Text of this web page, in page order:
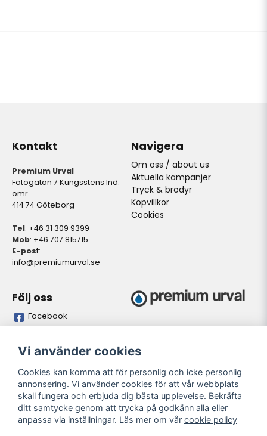
Kontakt
Premium Urval
Fotögatan 7 Kungsstens Ind.
omr.
414 74 Göteborg
Tel: +46 31 309 9399
Mob: +46 707 815715
E-post:
info@premiumurval.se
Navigera
Om oss / about us
Aktuella kampanjer
Tryck & brodyr
Köpvillkor
Cookies
Följ oss
Facebook
Bankgiro
5837-9371 528641-4
Öppettider butik
Oregelbundet. Önskas
personligt besök. Meddela
önskad tidpunkt så vi kan
Vi använder cookies
Cookies kan komma att för personlig och icke personlig
annonsering. Vi använder cookies för att vår webbplats
skall fungera och erbjuda dig bästa upplevelse. Bekräfta
ditt samtycke genom att trycka på godkänn alla eller
anpassa via inställningar. Läs mer om vår cookie policy